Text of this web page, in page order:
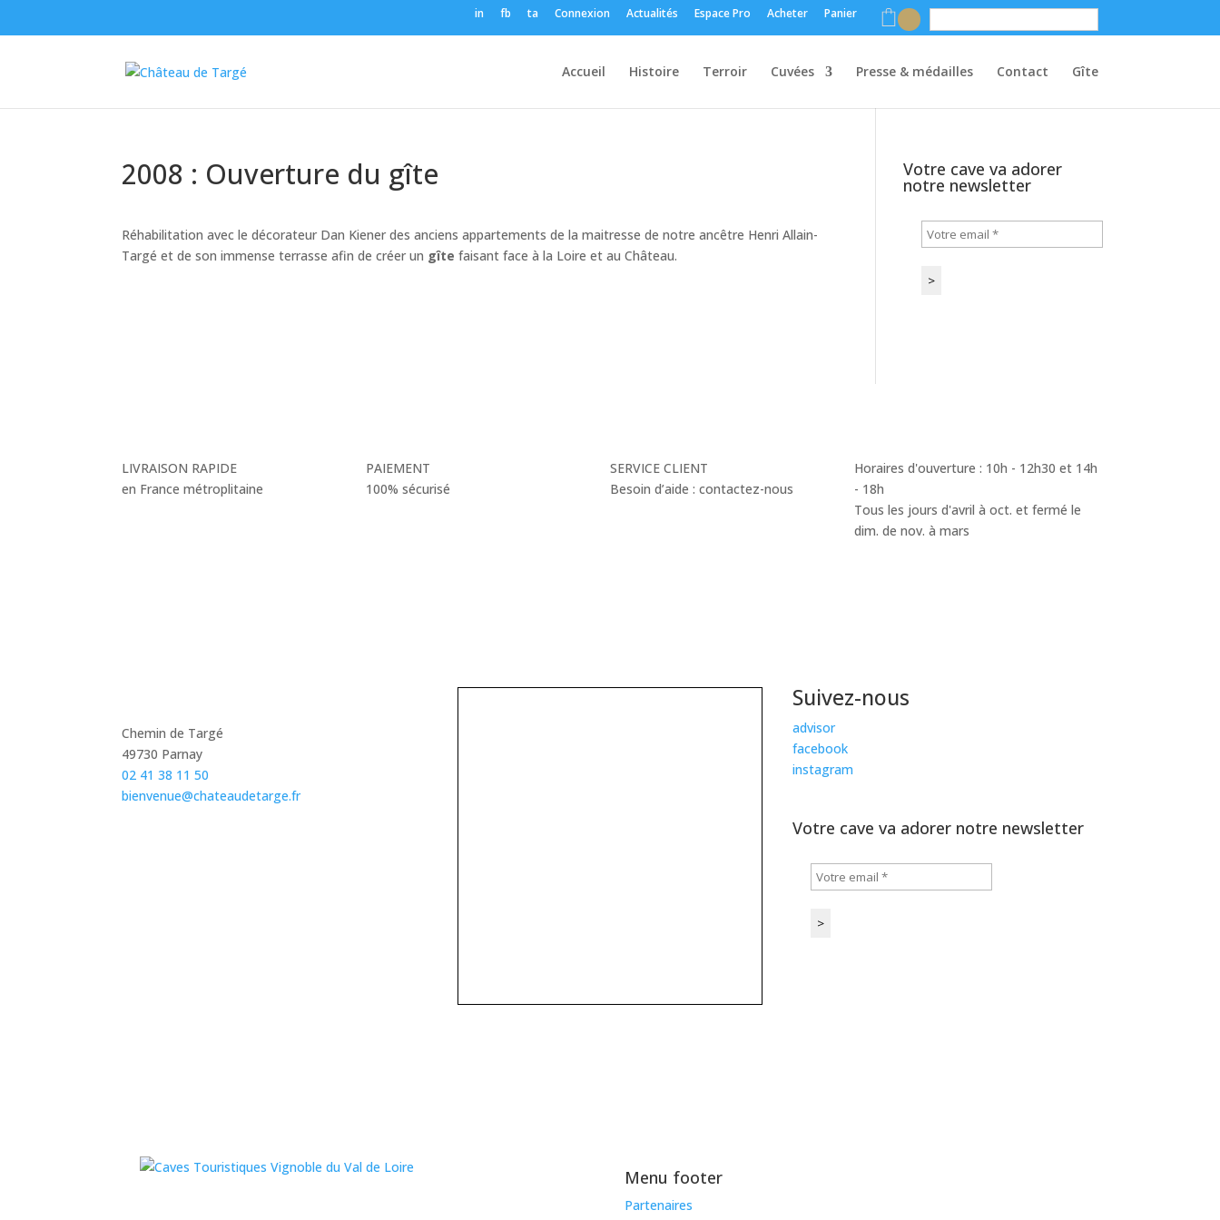
in fb ta Connexion Actualités Espace Pro Acheter Panier
Accueil Histoire Terroir Cuvées Presse & médailles Contact Gîte
2008 : Ouverture du gîte
Réhabilitation avec le décorateur Dan Kiener des anciens appartements de la maitresse de notre ancêtre Henri Allain-
Targé et de son immense terrasse afin de créer un gîte faisant face à la Loire et au Château.
Votre cave va adorer
notre newsletter
LIVRAISON RAPIDE
en France métroplitaine
PAIEMENT
100% sécurisé
SERVICE CLIENT
Besoin d’aide : contactez-nous
Horaires d'ouverture : 10h - 12h30 et 14h
- 18h
Tous les jours d'avril à oct. et fermé le
dim. de nov. à mars
Chemin de Targé
49730 Parnay
02 41 38 11 50
bienvenue@chateaudetarge.fr
Suivez-nous
advisor
facebook
instagram
Votre cave va adorer notre newsletter
Menu footer
Partenaires